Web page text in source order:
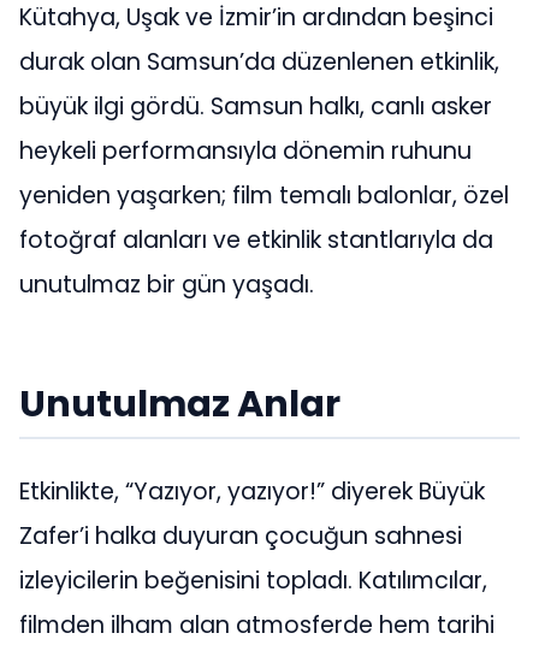
Kütahya, Uşak ve İzmir’in ardından beşinci
durak olan Samsun’da düzenlenen etkinlik,
büyük ilgi gördü. Samsun halkı, canlı asker
heykeli performansıyla dönemin ruhunu
yeniden yaşarken; film temalı balonlar, özel
fotoğraf alanları ve etkinlik stantlarıyla da
unutulmaz bir gün yaşadı.
Unutulmaz Anlar
Etkinlikte, “Yazıyor, yazıyor!” diyerek Büyük
Zafer’i halka duyuran çocuğun sahnesi
izleyicilerin beğenisini topladı. Katılımcılar,
filmden ilham alan atmosferde hem tarihi